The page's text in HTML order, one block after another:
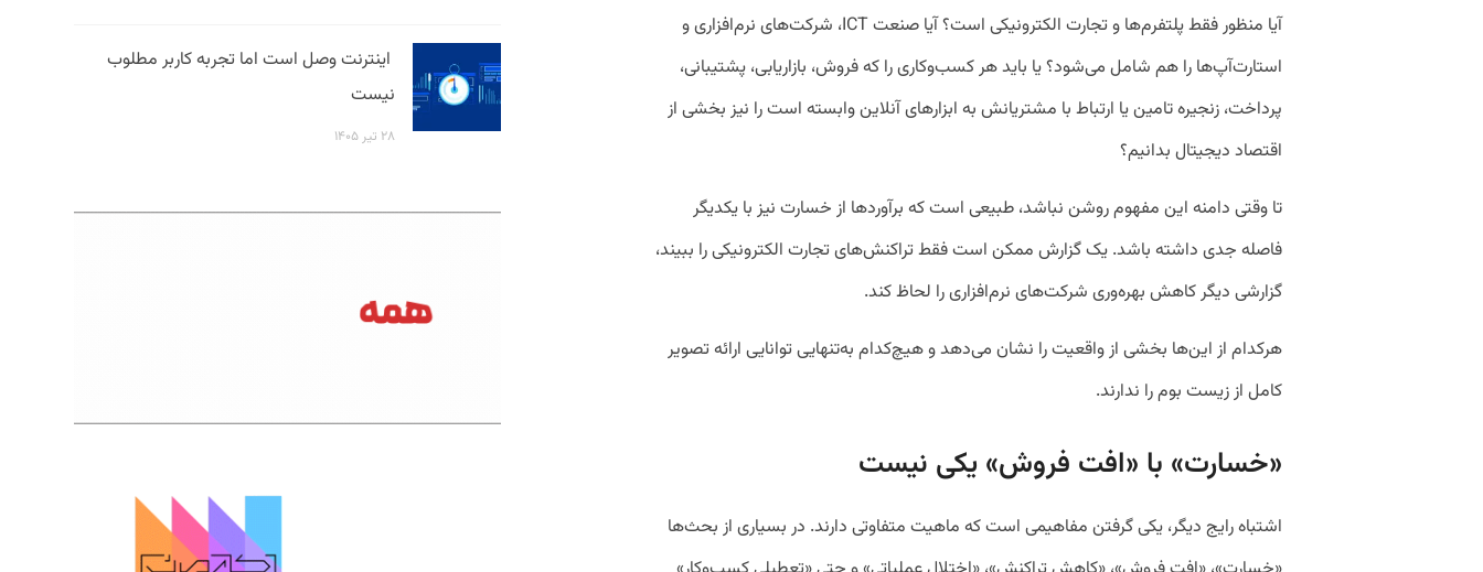
آیا منظور فقط پلتفرم‌ها و تجارت الکترونیکی است؟ آیا صنعت ICT، شرکت‌های نرم‌افزاری و
استارت‌آپ‌ها را هم شامل می‌شود؟ یا باید هر کسب‌وکاری را که فروش، بازاریابی، پشتیبانی،
پرداخت، زنجیره تامین یا ارتباط با مشتریانش به ابزارهای آنلاین وابسته است را نیز بخشی از
اقتصاد دیجیتال بدانیم؟
تا وقتی دامنه این مفهوم روشن نباشد، طبیعی است که برآوردها از خسارت نیز با یکدیگر
فاصله جدی داشته باشد. یک گزارش ممکن است فقط تراکنش‌های تجارت الکترونیکی را ببیند،
گزارشی دیگر کاهش بهره‌وری شرکت‌های نرم‌افزاری را لحاظ کند.
هرکدام از این‌ها بخشی از واقعیت را نشان می‌دهد و هیچ‌کدام به‌تنهایی توانایی ارائه تصویر
کامل از زیست بوم را ندارند.
«خسارت» با «افت فروش» یکی نیست
اشتباه رایج دیگر، یکی گرفتن مفاهیمی است که ماهیت متفاوتی دارند. در بسیاری از بحث‌ها
اینترنت وصل است اما تجربه کاربر مطلوب
نیست
۲۸ تیر ۱۴۰۵